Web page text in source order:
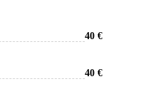
40 €
40 €